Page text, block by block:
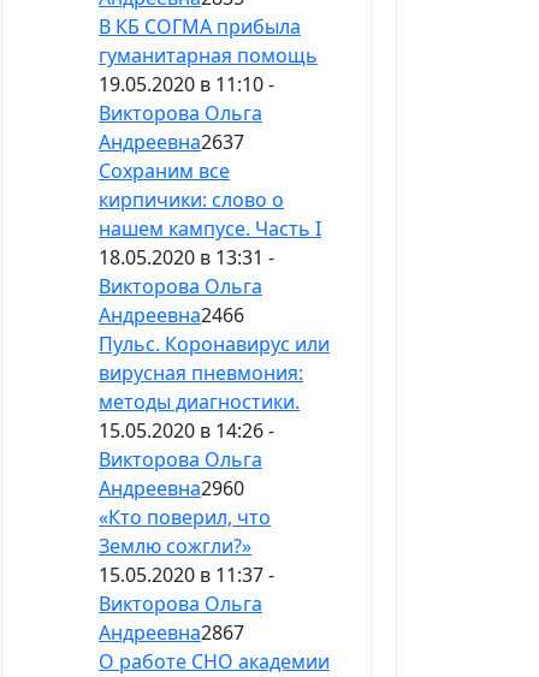
В КБ СОГМА прибыла
гуманитарная помощь
19.05.2020 в 11:10 -
Викторова Ольга
Андреевна2637
Сохраним все
кирпичики: слово о
нашем кампусе. Часть I
18.05.2020 в 13:31 -
Викторова Ольга
Андреевна2466
Пульс. Коронавирус или
вирусная пневмония:
методы диагностики.
15.05.2020 в 14:26 -
Викторова Ольга
Андреевна2960
«Кто поверил, что
Землю сожгли?»
15.05.2020 в 11:37 -
Викторова Ольга
Андреевна2867
О работе СНО академии